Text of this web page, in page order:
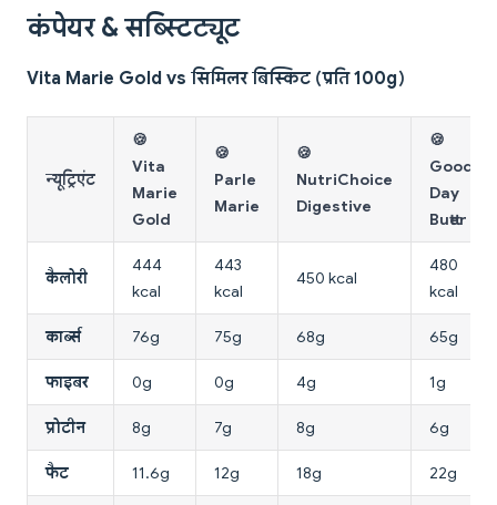
कंपेयर & सब्स्टिट्यूट
Vita Marie Gold vs सिमिलर बिस्किट (प्रति 100g)
न्यूट्रिएंट
🍪
Vita
Marie
Gold
🍪
Parle
Marie
🍪
NutriChoice
Digestive
🍪
Good
Day
Butter
कैलोरी
444
kcal
443
kcal
450 kcal
480
kcal
कार्ब्स 76g 75g 68g 65g
फाइबर 0g 0g 4g 1g
प्रोटीन 8g 7g 8g 6g
फैट 11.6g 12g 18g 22g